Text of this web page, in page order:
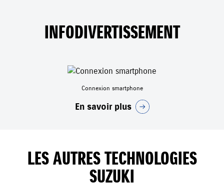
INFODIVERTISSEMENT
Connexion smartphone
En savoir plus
LES AUTRES TECHNOLOGIES
SUZUKI